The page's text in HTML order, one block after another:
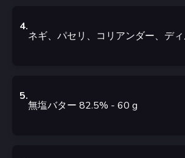
4.
ネギ、パセリ、コリアンダー、デ
5.
無塩バター 82.5% - 60 g